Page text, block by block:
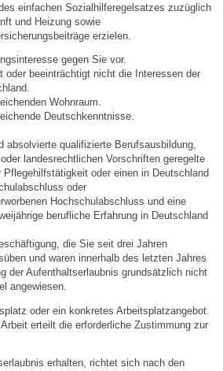
einfachen Sozialhilferegelsatzes zuzüglich
und Heizung sowie
erzielen.
gegen Sie vor.
oder beeinträchtigt nicht die Interessen der
Wohnraum.
Deutschkenntnisse.
absolvierte qualifizierte Berufsausbildung,
landesrechtlichen Vorschriften geregelte
Pflegehilfstätigkeit oder einen in Deutschland
oder
Hochschulabschluss und eine
berufliche Erfahrung in Deutschland
die Sie seit drei Jahren
und waren innerhalb des letzten Jahres
der Aufenthaltserlaubnis grundsätzlich nicht
angewiesen.
oder ein konkretes Arbeitsplatzangebot.
erteilt die erforderliche Zustimmung zur
erhalten, richtet sich nach den